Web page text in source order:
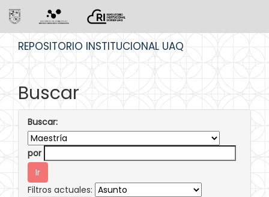
REPOSITORIO INSTITUCIONAL UAQ
Buscar
Buscar:
por
Filtros actuales: